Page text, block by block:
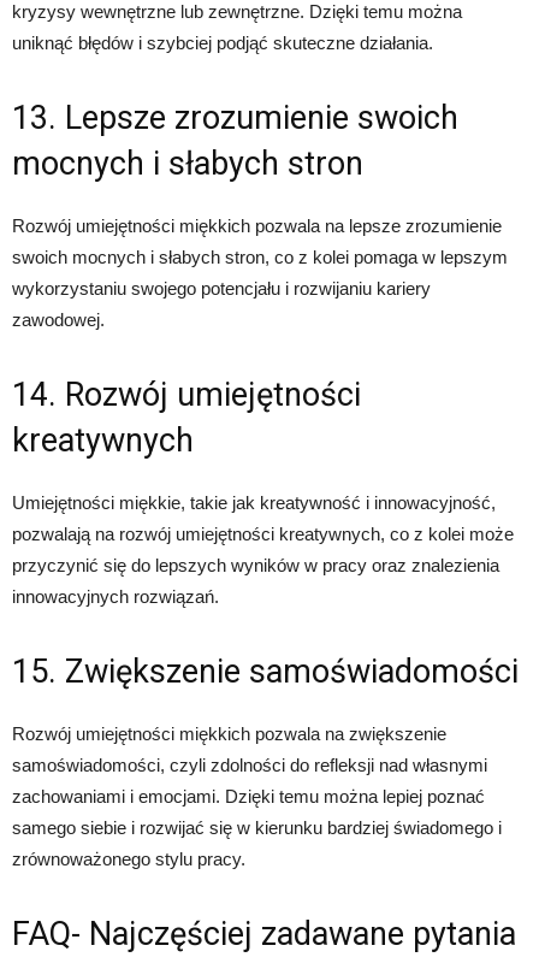
kryzysy wewnętrzne lub zewnętrzne. Dzięki temu można
uniknąć błędów i szybciej podjąć skuteczne działania.
13. Lepsze zrozumienie swoich
mocnych i słabych stron
Rozwój umiejętności miękkich pozwala na lepsze zrozumienie
swoich mocnych i słabych stron, co z kolei pomaga w lepszym
wykorzystaniu swojego potencjału i rozwijaniu kariery
zawodowej.
14. Rozwój umiejętności
kreatywnych
Umiejętności miękkie, takie jak kreatywność i innowacyjność,
pozwalają na rozwój umiejętności kreatywnych, co z kolei może
przyczynić się do lepszych wyników w pracy oraz znalezienia
innowacyjnych rozwiązań.
15. Zwiększenie samoświadomości
Rozwój umiejętności miękkich pozwala na zwiększenie
samoświadomości, czyli zdolności do refleksji nad własnymi
zachowaniami i emocjami. Dzięki temu można lepiej poznać
samego siebie i rozwijać się w kierunku bardziej świadomego i
zrównoważonego stylu pracy.
FAQ- Najczęściej zadawane pytania